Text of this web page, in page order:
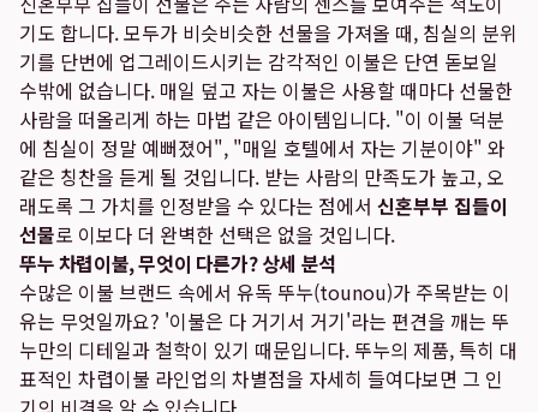
기도 합니다. 모두가 비슷비슷한 선물을 가져올 때, 침실의 분위
기를 단번에 업그레이드시키는 감각적인 이불은 단연 돋보일
수밖에 없습니다. 매일 덮고 자는 이불은 사용할 때마다 선물한
사람을 떠올리게 하는 마법 같은 아이템입니다. "이 이불 덕분
에 침실이 정말 예뻐졌어", "매일 호텔에서 자는 기분이야" 와
같은 칭찬을 듣게 될 것입니다. 받는 사람의 만족도가 높고, 오
래도록 그 가치를 인정받을 수 있다는 점에서 신혼부부 집들이
선물로 이보다 더 완벽한 선택은 없을 것입니다.
뚜누 차렵이불, 무엇이 다른가? 상세 분석
수많은 이불 브랜드 속에서 유독 뚜누(tounou)가 주목받는 이
유는 무엇일까요? '이불은 다 거기서 거기'라는 편견을 깨는 뚜
누만의 디테일과 철학이 있기 때문입니다. 뚜누의 제품, 특히 대
표적인 차렵이불 라인업의 차별점을 자세히 들여다보면 그 인